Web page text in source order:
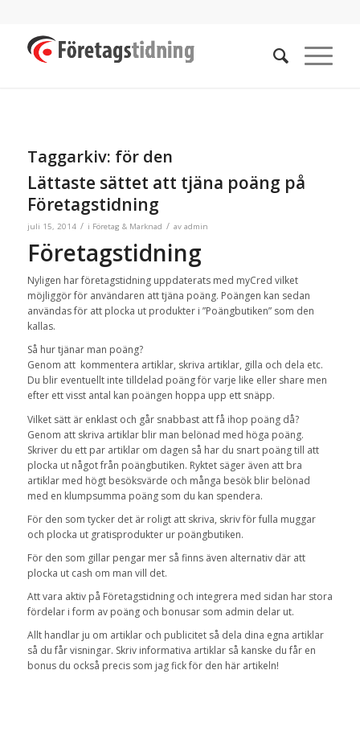
Taggarkiv: för den
Lättaste sättet att tjäna poäng på
Företagstidning
juli 15, 2014 / i Företag & Marknad / av admin
Företagstidning
Nyligen har företagstidning uppdaterats med myCred vilket
möjliggör för användaren att tjäna poäng. Poängen kan sedan
användas för att plocka ut produkter i ”Poängbutiken” som den
kallas.
Så hur tjänar man poäng?
Genom att kommentera artiklar, skriva artiklar, gilla och dela etc.
Du blir eventuellt inte tilldelad poäng för varje like eller share men
efter ett visst antal kan poängen hoppa upp ett snäpp.
Vilket sätt är enklast och går snabbast att få ihop poäng då?
Genom att skriva artiklar blir man belönad med höga poäng.
Skriver du ett par artiklar om dagen så har du snart poäng till att
plocka ut något från poängbutiken. Ryktet säger även att bra
artiklar med högt besöksvärde och många besök blir belönad
med en klumpsumma poäng som du kan spendera.
För den som tycker det är roligt att skriva, skriv för fulla muggar
och plocka ut gratisprodukter ur poängbutiken.
För den som gillar pengar mer så finns även alternativ där att
plocka ut cash om man vill det.
Att vara aktiv på Företagstidning och integrera med sidan har stora
fördelar i form av poäng och bonusar som admin delar ut.
Allt handlar ju om artiklar och publicitet så dela dina egna artiklar
så du får visningar. Skriv informativa artiklar så kanske du får en
bonus du också precis som jag fick för den här artikeln!